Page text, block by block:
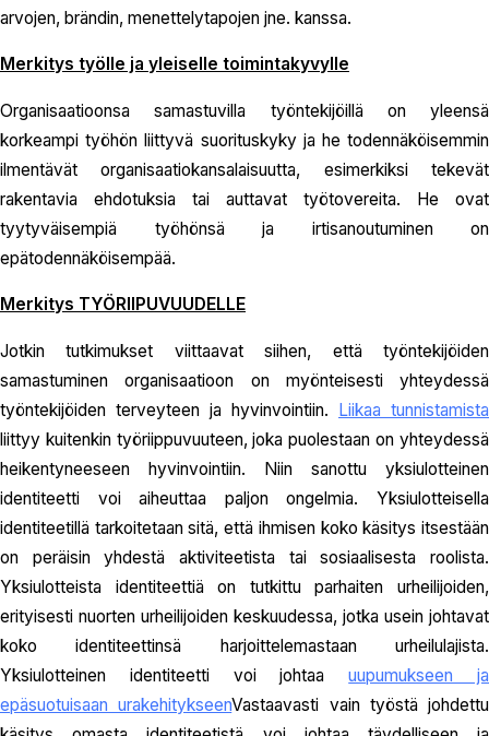
arvojen, brändin, menettelytapojen jne. kanssa.
Merkitys työlle ja yleiselle toimintakyvylle
Organisaatioonsa samastuvilla työntekijöillä on yleensä
korkeampi työhön liittyvä suorituskyky ja he todennäköisemmin
ilmentävät organisaatiokansalaisuutta, esimerkiksi tekevät
rakentavia ehdotuksia tai auttavat työtovereita. He ovat
tyytyväisempiä työhönsä ja irtisanoutuminen on
epätodennäköisempää.
Merkitys TYÖRIIPUVUUDELLE
Jotkin tutkimukset viittaavat siihen, että työntekijöiden
samastuminen organisaatioon on myönteisesti yhteydessä
työntekijöiden terveyteen ja hyvinvointiin. Liikaa tunnistamista
liittyy kuitenkin työriippuvuuteen, joka puolestaan on yhteydessä
heikentyneeseen hyvinvointiin. Niin sanottu yksiulotteinen
identiteetti voi aiheuttaa paljon ongelmia. Yksiulotteisella
identiteetillä tarkoitetaan sitä, että ihmisen koko käsitys itsestään
on peräisin yhdestä aktiviteetista tai sosiaalisesta roolista.
Yksiulotteista identiteettiä on tutkittu parhaiten urheilijoiden,
erityisesti nuorten urheilijoiden keskuudessa, jotka usein johtavat
koko identiteettinsä harjoittelemastaan urheilulajista.
Yksiulotteinen identiteetti voi johtaauupumukseen ja
epäsuotuisaan urakehitykseenVastaavasti vain työstä johdettu